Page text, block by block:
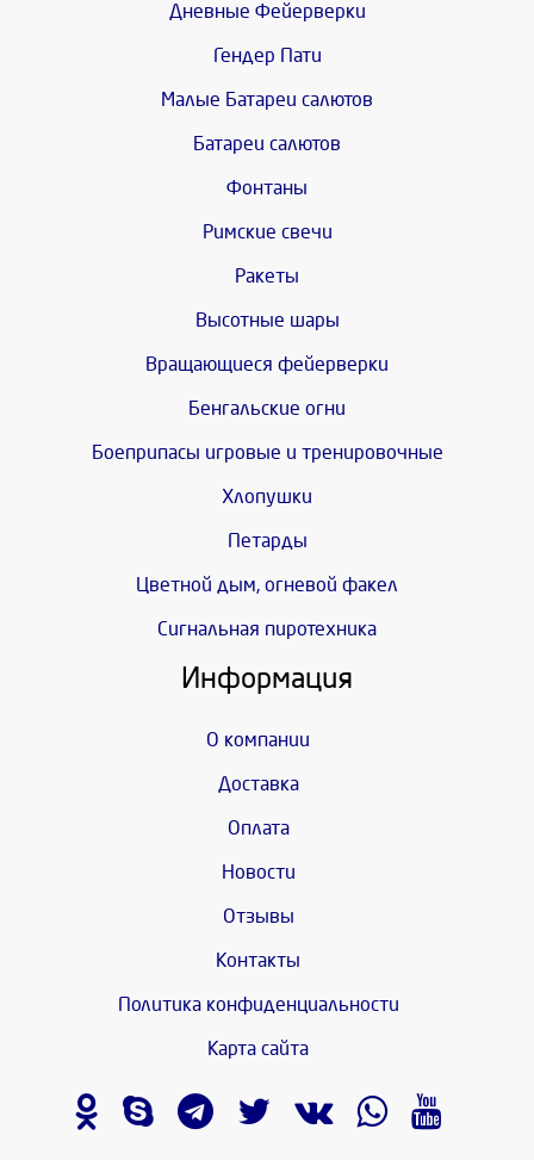
Дневные Фейерверки
Гендер Пати
Малые Батареи салютов
Батареи салютов
Фонтаны
Римские свечи
Ракеты
Высотные шары
Вращающиеся фейерверки
Бенгальские огни
Боеприпасы игровые и тренировочные
Хлопушки
Петарды
Цветной дым, огневой факел
Сигнальная пиротехника
Информация
О компании
Доставка
Оплата
Новости
Отзывы
Контакты
Политика конфиденциальности
Карта сайта